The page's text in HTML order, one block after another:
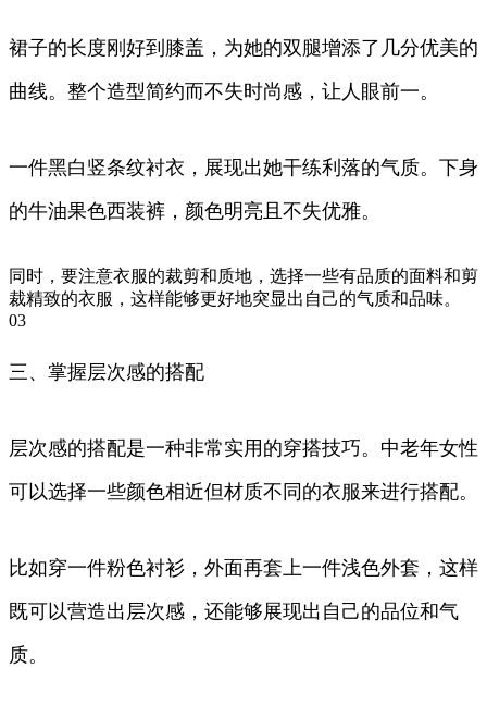
裙子的长度刚好到膝盖，为她的双腿增添了几分优美的
曲线。整个造型简约而不失时尚感，让人眼前一。
一件黑白竖条纹衬衣，展现出她干练利落的气质。下身
的牛油果色西装裤，颜色明亮且不失优雅。
同时，要注意衣服的裁剪和质地，选择一些有品质的面料和剪
裁精致的衣服，这样能够更好地突显出自己的气质和品味。
03
三、掌握层次感的搭配
层次感的搭配是一种非常实用的穿搭技巧。中老年女性
可以选择一些颜色相近但材质不同的衣服来进行搭配。
比如穿一件粉色衬衫，外面再套上一件浅色外套，这样
既可以营造出层次感，还能够展现出自己的品位和气
质。